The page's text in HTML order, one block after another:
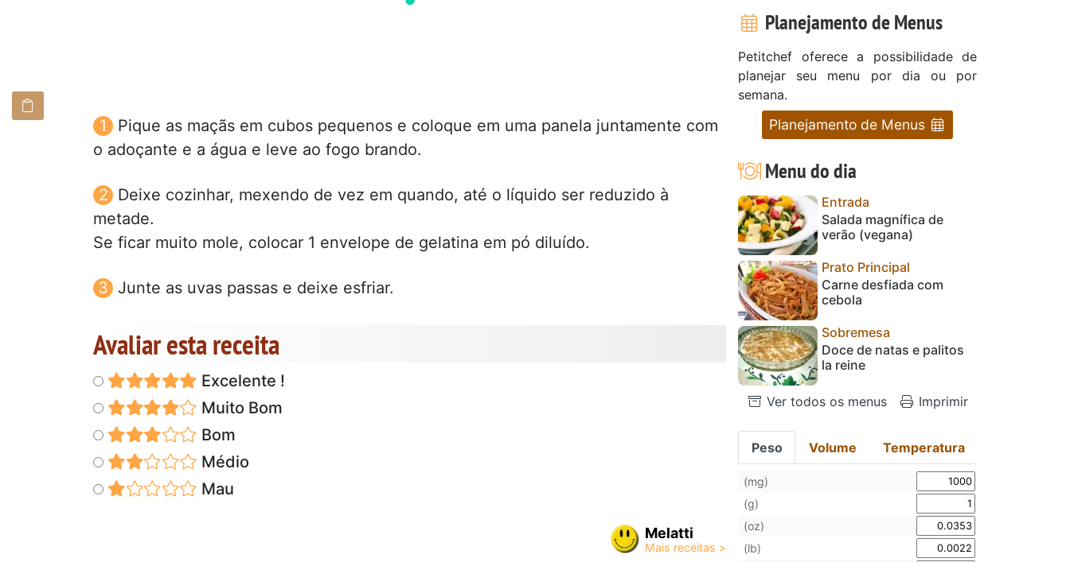
Pique as maçãs em cubos pequenos e coloque em uma panela juntamente com
o adoçante e a água e leve ao fogo brando.
Deixe cozinhar, mexendo de vez em quando, até o líquido ser reduzido à
metade.
Se ficar muito mole, colocar 1 envelope de gelatina em pó diluído.
Junte as uvas passas e deixe esfriar.
Avaliar esta receita
Excelente !
Muito Bom
Bom
Médio
Mau
Melatti
Planejamento de Menus
Petitchef oferece a possibilidade de
planejar seu menu por dia ou por
semana.
Planejamento de Menus
Menu do dia
Entrada
Salada magnífica de
verão (vegana)
Prato Principal
Carne desfiada com
cebola
Sobremesa
Doce de natas e palitos
la reine
Ver todos os menus Imprimir
Peso Volume Temperatura
(mg)
(g)
(oz)
(lb)